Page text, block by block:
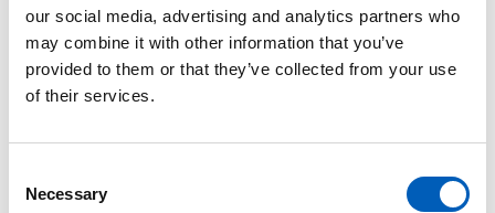
our social media, advertising and analytics partners who
may combine it with other information that you’ve
provided to them or that they’ve collected from your use
of their services.
Necessary
3) Social frustration
En person er mere udsat for at blive radikaliseret,
Dette behov kan for eksempel skyldes en vanskelig